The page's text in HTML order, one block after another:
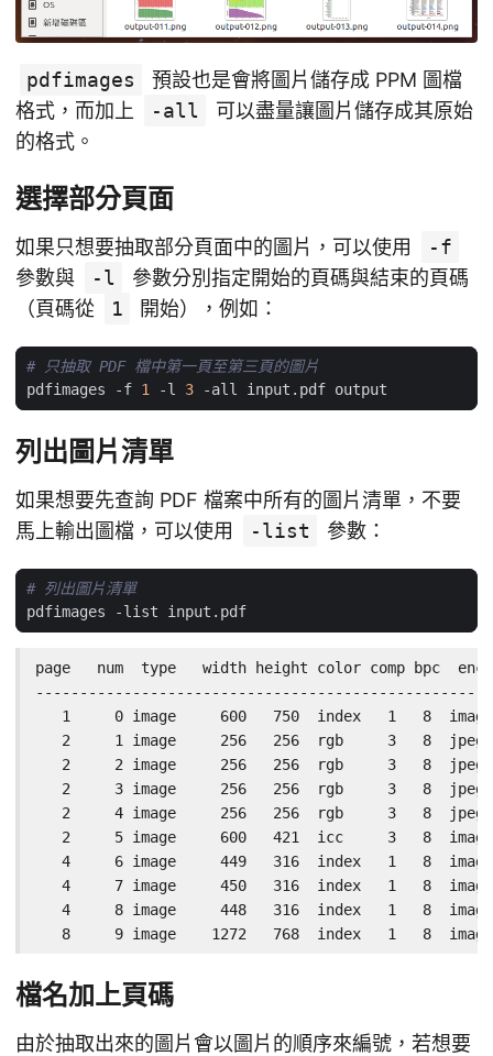
pdfimages
預設也是會將圖片儲存成 PPM 圖檔
格式，而加上
-all
可以盡量讓圖片儲存成其原始
的格式。
選擇部分頁面
如果只想要抽取部分頁面中的圖片，可以使用
-f
參數與
-l
參數分別指定開始的頁碼與結束的頁碼
（頁碼從
1 開始），例如：
# 只抽取 PDF 檔中第一頁至第三頁的圖片
pdfimages -f 1 -l 3
列出圖片清單
如果想要先查詢 PDF 檔案中所有的圖片清單，不要
馬上輸出圖檔，可以使用
-list 參數：
# 列出圖片清單
page   num  type   width height color comp bpc
1     0 image     600   750  index   1   8
2     1 image     256   256  rgb     3   8
2     2 image     256   256  rgb     3   8
2     3 image     256   256  rgb     3   8
2     4 image     256   256  rgb     3   8
2     5 image     600   421  icc     3   8
4     6 image     449   316  index   1   8
4     7 image     450   316  index   1   8
4     8 image     448   316  index   1   8
8     9 image    1272   768  index   1   8
檔名加上頁碼
由於抽取出來的圖片會以圖片的順序來編號，若想要